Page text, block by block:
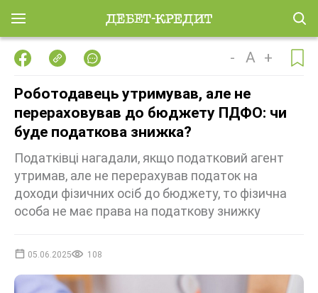
- A +
Роботодавець утримував, але не
перераховував до бюджету ПДФО: чи
буде податкова знижка?
Податківці нагадали, якщо податковий агент
утримав, але не перерахував податок на
доходи фізичних осіб до бюджету, то фізична
особа не має права на податкову знижку
05.06.2025 108